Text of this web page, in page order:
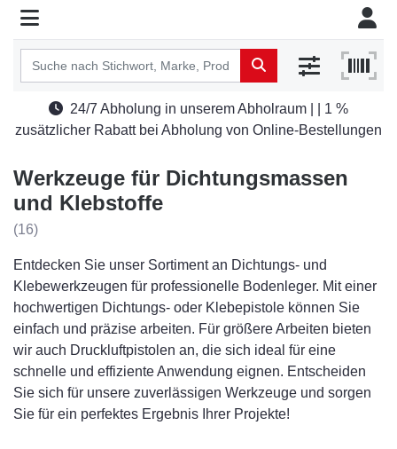
24/7 Abholung in unserem Abholraum | | 1 %
zusätzlicher Rabatt bei Abholung von Online-Bestellungen
Werkzeuge für Dichtungsmassen
und Klebstoffe
(16)
Entdecken Sie unser Sortiment an Dichtungs- und
Klebewerkzeugen für professionelle Bodenleger. Mit einer
hochwertigen Dichtungs- oder Klebepistole können Sie
einfach und präzise arbeiten. Für größere Arbeiten bieten
wir auch Druckluftpistolen an, die sich ideal für eine
schnelle und effiziente Anwendung eignen. Entscheiden
Sie sich für unsere zuverlässigen Werkzeuge und sorgen
Sie für ein perfektes Ergebnis Ihrer Projekte!